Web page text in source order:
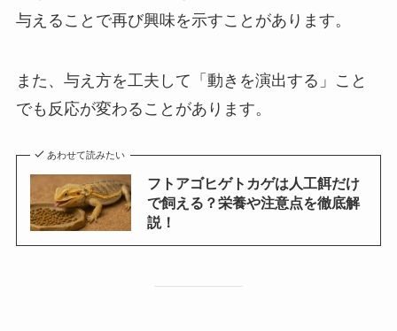
与えることで再び興味を示すことがあります。
また、与え方を工夫して「動きを演出する」こと
でも反応が変わることがあります。
あわせて読みたい
フトアゴヒゲトカゲは人工餌だけ
で飼える？栄養や注意点を徹底解
説！